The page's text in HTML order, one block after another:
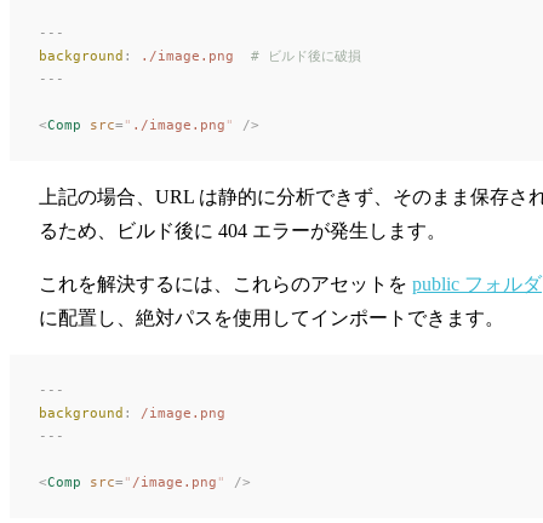
---
background : ./image.png
  # ビルド後に破損
---
<Comp src= " ./image.png " />
上記の場合、URL は静的に分析できず、そのまま保存さ
るため、ビルド後に 404 エラーが発生します。
これを解決するには、これらのアセットを public フォルダ
に配置し、絶対パスを使用してインポートできます。
---
background :
/image.png
---
<Comp src= " /image.png " />